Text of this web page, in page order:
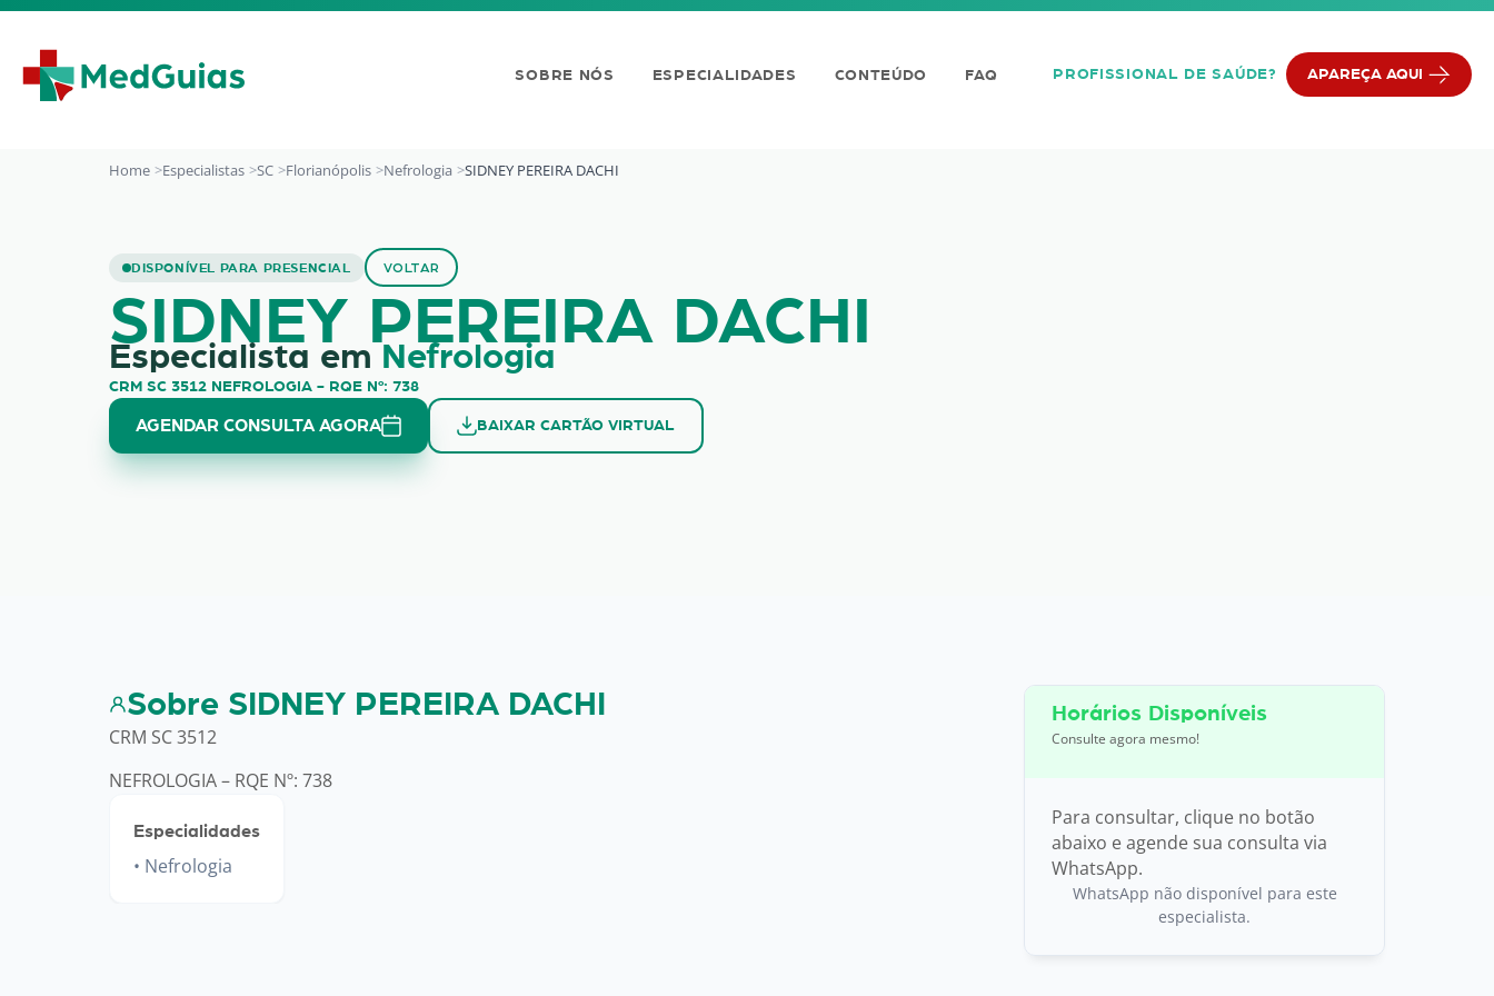
Ir para o conteúdo
SOBRE NÓS ESPECIALIDADES CONTEÚDO FAQ PROFISSIONAL DE SAÚDE? APAREÇA AQUI
Home Especialistas SC Florianópolis Nefrologia SIDNEY PEREIRA DACHI
DISPONÍVEL PARA PRESENCIAL VOLTAR
SIDNEY PEREIRA DACHI
SIDNEY PEREIRA DACHI
Especialista em Nefrologia
CRM SC 3512 NEFROLOGIA - RQE Nº: 738
AGENDAR CONSULTA AGORA BAIXAR CARTÃO VIRTUAL
Sobre SIDNEY PEREIRA DACHI
CRM SC 3512
NEFROLOGIA – RQE Nº: 738
Especialidades
Nefrologia
Horários Disponíveis
Consulte agora mesmo!
Para consultar, clique no botão
abaixo e agende sua consulta via
WhatsApp.
WhatsApp não disponível para este
especialista.